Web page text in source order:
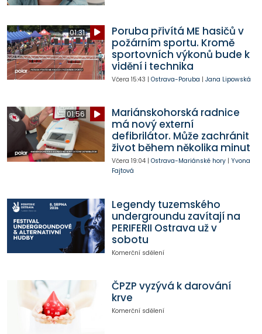
01:31
Poruba přivítá ME hasičů v
požárním sportu. Kromě
sportovních výkonů bude k
vidění i technika
Včera 15:43 | Ostrava-Poruba | Jana Lipowská
01:56
Mariánskohorská radnice
má nový externí
defibrilátor. Může zachránit
život během několika minut
Včera 19:04| Ostrava-Mariánské hory| Yvona
Fajtová
Legendy tuzemského
undergroundu zavítají na
PERIFERII Ostrava už v
sobotu
Komerční sdělení
ČPZP vyzývá k darování
krve
Komerční sdělení